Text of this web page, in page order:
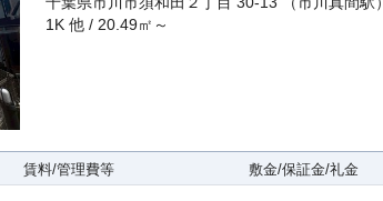
1K 他 / 20.49㎡～
賃料/管理費等 敷金/保証金/礼金